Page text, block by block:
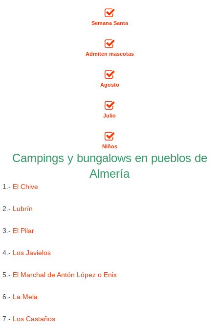
Semana Santa
Admiten mascotas
Agosto
Julio
Niños
Campings y bungalows en pueblos de
Almería
1.- El Chive
2.- Lubrín
3.- El Pilar
4.- Los Javielos
5.- El Marchal de Antón López o Enix
6.- La Mela
7.- Los Castaños